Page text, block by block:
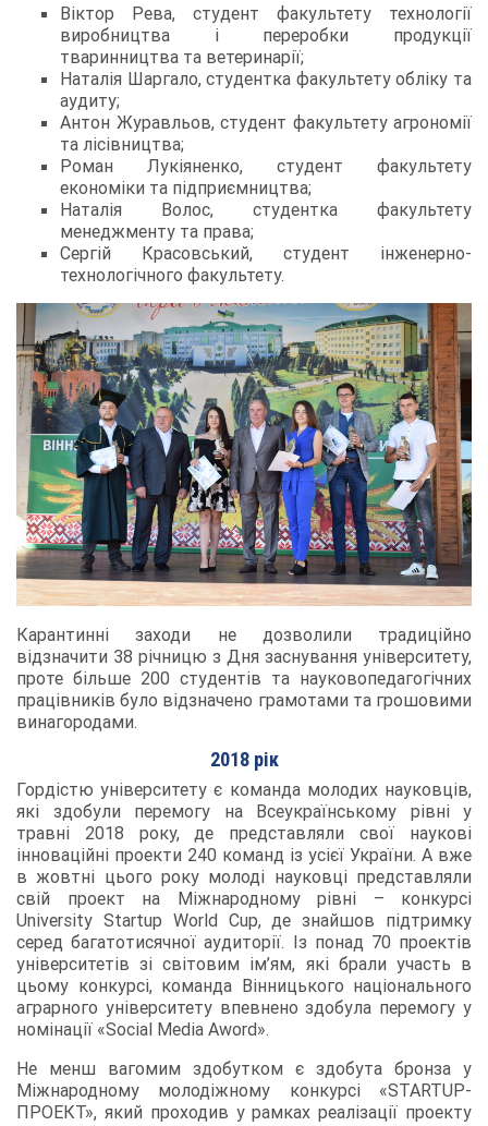
Віктор Рева, студент факультету технології
виробництва і переробки продукції
тваринництва та ветеринарії;
Наталія Шаргало, студентка факультету обліку та
аудиту;
Антон Журавльов, студент факультету агрономії
та лісівництва;
Роман Лукіяненко, студент факультету
економіки та підприємництва;
Наталія Волос, студентка факультету
менеджменту та права;
Сергій Красовський, студент інженерно-
технологічного факультету.
Карантинні заходи не дозволили традиційно
відзначити 38 річницю з Дня заснування університету,
проте більше 200 студентів та науковопедагогічних
працівників було відзначено грамотами та грошовими
винагородами.
2018 рік
Гордістю університету є команда молодих науковців,
які здобули перемогу на Всеукраїнському рівні у
травні 2018 року, де представляли свої наукові
інноваційні проекти 240 команд із усієї України. А вже
в жовтні цього року молоді науковці представляли
свій проект на Міжнародному рівні – конкурсі
University Startup World Cup, де знайшов підтримку
серед багатотисячної аудиторії. Із понад 70 проектів
університетів зі світовим ім’ям, які брали участь в
цьому конкурсі, команда Вінницького національного
аграрного університету впевнено здобула перемогу у
номінації «Social Media Aword».
Не менш вагомим здобутком є здобута бронза у
Міжнародному молодіжному конкурсі «STARTUP-
ПРОЕКТ», який проходив у рамках реалізації проекту